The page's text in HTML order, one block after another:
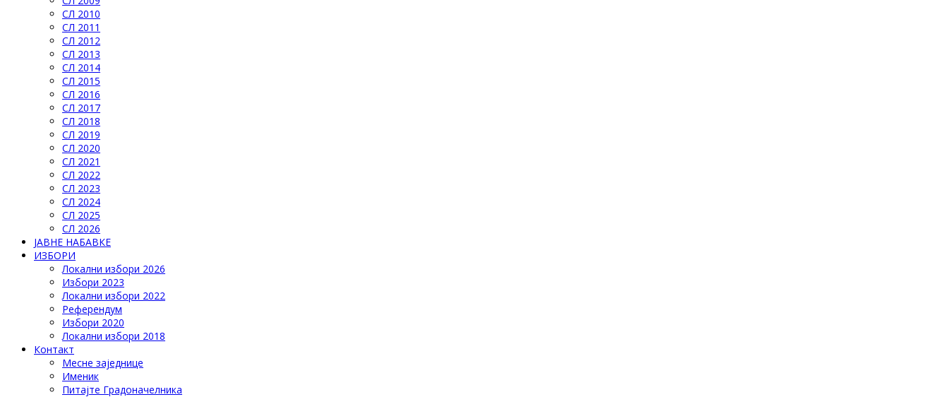
СЛ 2010
СЛ 2011
СЛ 2012
СЛ 2013
СЛ 2014
СЛ 2015
СЛ 2016
СЛ 2017
СЛ 2018
СЛ 2019
СЛ 2020
СЛ 2021
СЛ 2022
СЛ 2023
СЛ 2024
СЛ 2025
СЛ 2026
ЈАВНЕ НАБАВКЕ
ИЗБОРИ
Локални избори 2026
Избори 2023
Локални избори 2022
Референдум
Избори 2020
Локални избори 2018
Контакт
Месне заједнице
Именик
Питајте Градоначелника